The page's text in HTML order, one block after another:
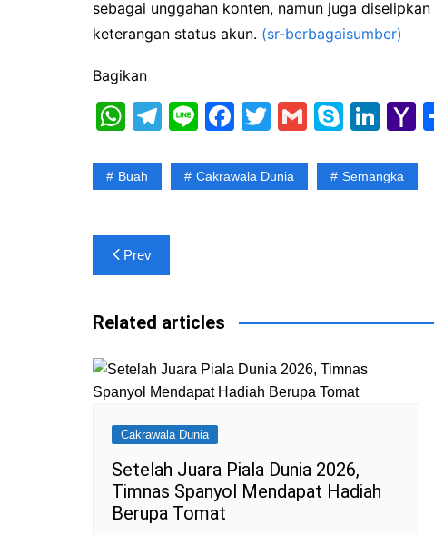
sebagai unggahan konten, namun juga
keterangan status akun. (sr-berbagaisumber)
Bagikan
W
at
A
p
T
e
a
Li
e
F
c
k
T
itt
G
ai
S
y
Li
k
Y
h
l
Buah Cakrawala Dunia Semangka
Post
navigation
Prev
Related articles
Cakrawala Dunia
Setelah Juara Piala Dunia 2026,
Timnas Spanyol Mendapat Hadiah
Berupa Tomat